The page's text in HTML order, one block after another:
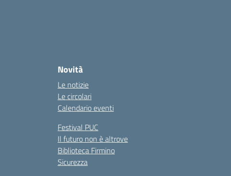
Novità
Le notizie
Le circolari
Calendario eventi
Festival PUC
Il futuro non è altrove
Biblioteca Firmino
Sicurezza